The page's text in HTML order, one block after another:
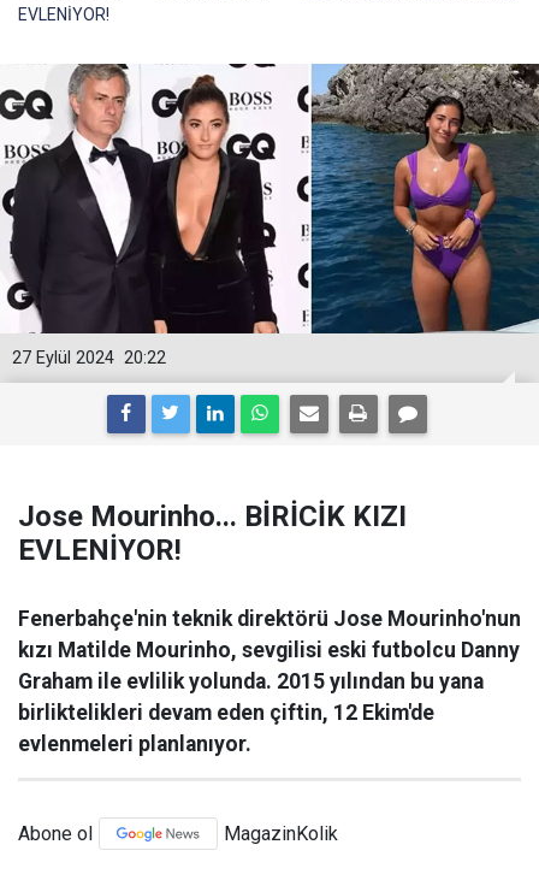
EVLENİYOR!
20:22
27 Eylül 2024
Jose Mourinho... BİRİCİK KIZI
EVLENİYOR!
Fenerbahçe'nin teknik direktörü Jose Mourinho'nun
kızı Matilde Mourinho, sevgilisi eski futbolcu Danny
Graham ile evlilik yolunda. 2015 yılından bu yana
birliktelikleri devam eden çiftin, 12 Ekim'de
evlenmeleri planlanıyor.
Abone ol MagazinKolik